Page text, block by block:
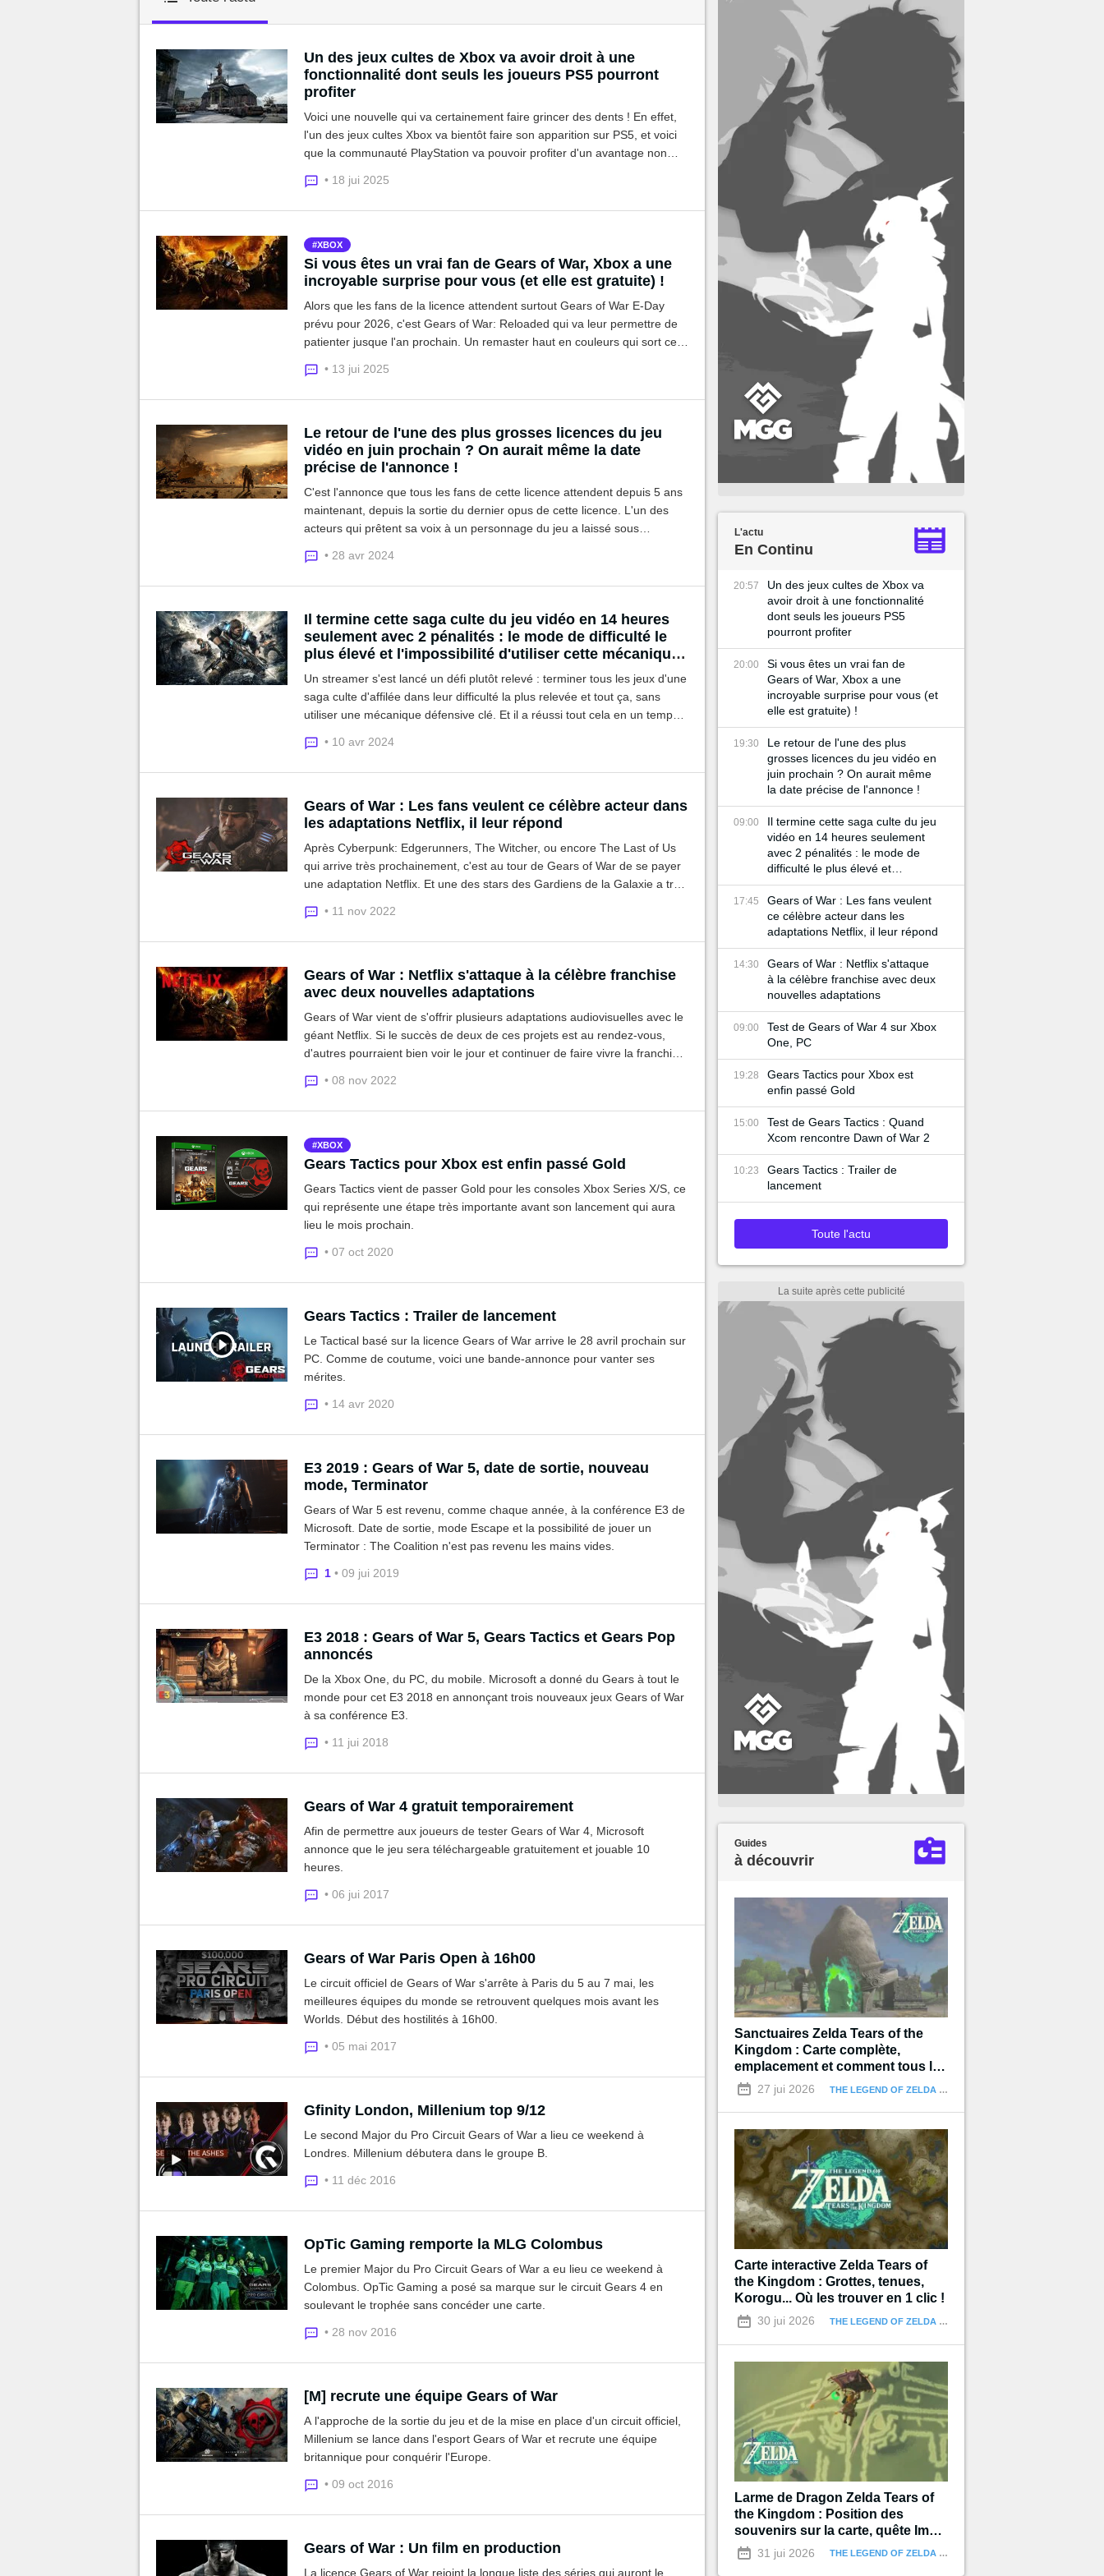
MGG
Un des jeux cultes de Xbox va avoir droit à une
fonctionnalité dont seuls les joueurs PS5 pourront
profiter
Voici une nouvelle qui va certainement faire grincer des dents ! En effet,
l'un des jeux cultes Xbox va bientôt faire son apparition sur PS5, et voici
que la communauté PlayStation va pouvoir profiter d'un avantage non
• 18 jui 2025
XBOX
Si vous êtes un vrai fan de Gears of War, Xbox a une
incroyable surprise pour vous (et elle est gratuite) !
Alors que les fans de la licence attendent surtout Gears of War E-Day
prévu pour 2026, c'est Gears of War: Reloaded qui va leur permettre de
patienter jusque l'an prochain. Un remaster haut en couleurs qui sort cet
GoW !
• 13 jui 2025
Le retour de l'une des plus grosses licences du jeu
vidéo en juin prochain ? On aurait même la date
précise de l'annonce !
C'est l'annonce que tous les fans de cette licence attendent depuis 5 ans
maintenant, depuis la sortie du dernier opus de cette licence. L'un des
acteurs qui prêtent sa voix à un personnage du jeu a laissé sous
• 28 avr 2024
Il termine cette saga culte du jeu vidéo en 14 heures
seulement avec 2 pénalités : le mode de difficulté le
plus élevé et l'impossibilité d'utiliser cette mécanique
centrale du jeu
Un streamer s'est lancé un défi plutôt relevé : terminer tous les jeux d'une
saga culte d'affilée dans leur difficulté la plus relevée et tout ça, sans
utiliser une mécanique défensive clé. Et il a réussi tout cela en un temps
• 10 avr 2024
Gears of War : Les fans veulent ce célèbre acteur dans
les adaptations Netflix, il leur répond
Après Cyberpunk: Edgerunners, The Witcher, ou encore The Last of Us
qui arrive très prochainement, c'est au tour de Gears of War de se payer
une adaptation Netflix. Et une des stars des Gardiens de la Galaxie a très
• 11 nov 2022
Gears of War : Netflix s'attaque à la célèbre franchise
avec deux nouvelles adaptations
Gears of War vient de s'offrir plusieurs adaptations audiovisuelles avec le
géant Netflix. Si le succès de deux de ces projets est au rendez-vous,
d'autres pourraient bien voir le jour et continuer de faire vivre la franchise
• 08 nov 2022
XBOX
Gears Tactics pour Xbox est enfin passé Gold
Gears Tactics vient de passer Gold pour les consoles Xbox Series X/S, ce
qui représente une étape très importante avant son lancement qui aura
lieu le mois prochain.
• 07 oct 2020
Gears Tactics : Trailer de lancement
Le Tactical basé sur la licence Gears of War arrive le 28 avril prochain sur
PC. Comme de coutume, voici une bande-annonce pour vanter ses
mérites.
• 14 avr 2020
E3 2019 : Gears of War 5, date de sortie, nouveau
mode, Terminator
Gears of War 5 est revenu, comme chaque année, à la conférence E3 de
Microsoft. Date de sortie, mode Escape et la possibilité de jouer un
Terminator : The Coalition n'est pas revenu les mains vides.
1 • 09 jui 2019
E3 2018 : Gears of War 5, Gears Tactics et Gears Pop
annoncés
De la Xbox One, du PC, du mobile. Microsoft a donné du Gears à tout le
monde pour cet E3 2018 en annonçant trois nouveaux jeux Gears of War
à sa conférence E3.
• 11 jui 2018
Gears of War 4 gratuit temporairement
Afin de permettre aux joueurs de tester Gears of War 4, Microsoft
annonce que le jeu sera téléchargeable gratuitement et jouable 10
heures.
• 06 jui 2017
Gears of War Paris Open à 16h00
Le circuit officiel de Gears of War s'arrête à Paris du 5 au 7 mai, les
meilleures équipes du monde se retrouvent quelques mois avant les
Worlds. Début des hostilités à 16h00.
• 05 mai 2017
Gfinity London, Millenium top 9/12
Le second Major du Pro Circuit Gears of War a lieu ce weekend à
Londres. Millenium débutera dans le groupe B.
• 11 déc 2016
OpTic Gaming remporte la MLG Colombus
Le premier Major du Pro Circuit Gears of War a eu lieu ce weekend à
Colombus. OpTic Gaming a posé sa marque sur le circuit Gears 4 en
soulevant le trophée sans concéder une carte.
• 28 nov 2016
[M] recrute une équipe Gears of War
A l'approche de la sortie du jeu et de la mise en place d'un circuit officiel,
Millenium se lance dans l'esport Gears of War et recrute une équipe
britannique pour conquérir l'Europe.
• 09 oct 2016
Gears of War : Un film en production
La licence Gears of War rejoint la longue liste des séries qui auront le
L'actu
En Continu
20:57
Un des jeux cultes de Xbox va
avoir droit à une fonctionnalité
dont seuls les joueurs PS5
pourront profiter
20:00
Si vous êtes un vrai fan de
Gears of War, Xbox a une
incroyable surprise pour vous (et
elle est gratuite) !
19:30
Le retour de l'une des plus
grosses licences du jeu vidéo en
juin prochain ? On aurait même
la date précise de l'annonce !
09:00
Il termine cette saga culte du jeu
vidéo en 14 heures seulement
avec 2 pénalités : le mode de
difficulté le plus élevé et
l'impossibilité d'utiliser cette
mécanique centrale du jeu
17:45
Gears of War : Les fans veulent
ce célèbre acteur dans les
adaptations Netflix, il leur répond
14:30
Gears of War : Netflix s'attaque
à la célèbre franchise avec deux
nouvelles adaptations
09:00
Test de Gears of War 4 sur Xbox
One, PC
19:28
Gears Tactics pour Xbox est
enfin passé Gold
15:00
Test de Gears Tactics : Quand
Xcom rencontre Dawn of War 2
10:23
Gears Tactics : Trailer de
lancement
Toute l'actu
Guides
à découvrir
Sanctuaires Zelda Tears of the
Kingdom : Carte complète,
emplacement et comment tous les
terminer
27 jui 2026 THE LEGEND OF ZELDA : TEARS OF THE KINGDOM
Carte interactive Zelda Tears of
the Kingdom : Grottes, tenues,
Korogu... Où les trouver en 1 clic !
30 jui 2026 THE LEGEND OF ZELDA : TEARS OF THE KINGDOM
Larme de Dragon Zelda Tears of
the Kingdom : Position des
souvenirs sur la carte, quête Impa
et les Géoglyphes
31 jui 2026 THE LEGEND OF ZELDA : TEARS OF THE KINGDOM